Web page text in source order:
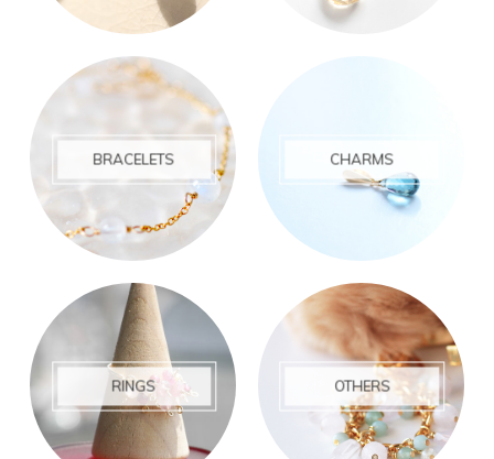
BRACELETS CHARMS
RINGS OTHERS